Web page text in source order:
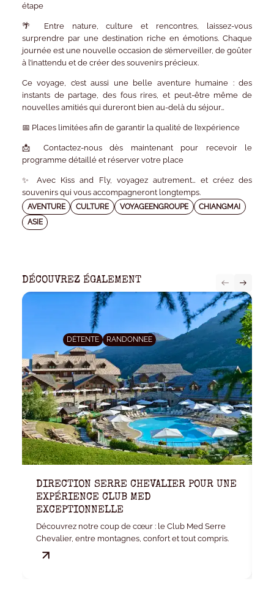
étape
🌴 Entre nature, culture et rencontres, laissez-vous
surprendre par une destination riche en émotions. Chaque
journée est une nouvelle occasion de s’émerveiller, de goûter
à l’inattendu et de créer des souvenirs précieux.
Ce voyage, c’est aussi une belle aventure humaine : des
instants de partage, des fous rires, et peut-être même de
nouvelles amitiés qui dureront bien au-delà du séjour…
📅 Places limitéesafin de garantir la qualité de l’expérience
📩 Contactez-nous dès maintenantpour recevoir le
programme détaillé et réserver votre place
✨ Avec Kiss and Fly, voyagez autrement… et créez des
souvenirs qui vous accompagneront longtemps.
AVENTURE CULTURE VOYAGEENGROUPE
CHIANGMAI
ASIE
DÉCOUVREZ ÉGALEMENT
DÉTENTE RANDONNEE
DIRECTION SERRE CHEVALIER POUR UNE
EXPÉRIENCE CLUB MED
EXCEPTIONNELLE
Découvrez notre coup de cœur : le Club Med Serre
Chevalier, entre montagnes, confort et tout compris.